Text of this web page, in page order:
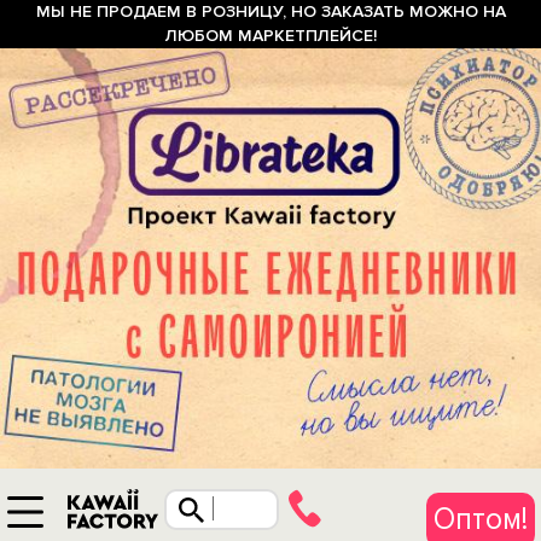
МЫ НЕ ПРОДАЕМ В РОЗНИЦУ, НО ЗАКАЗАТЬ МОЖНО НА
ЛЮБОМ МАРКЕТПЛЕЙСЕ!
Оптом!